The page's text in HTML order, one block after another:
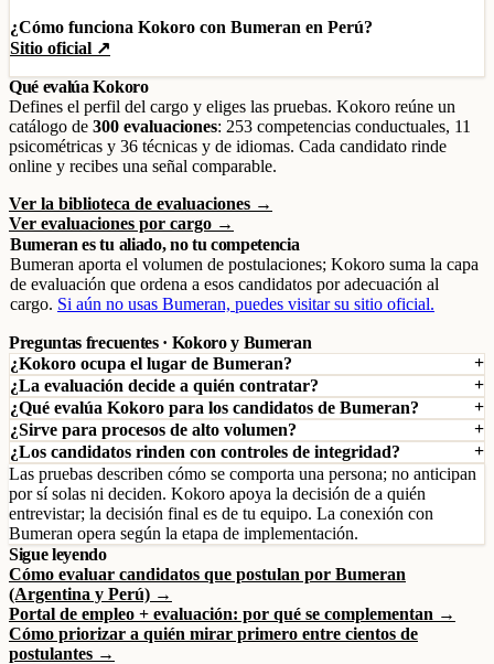
¿Cómo funciona Kokoro con Bumeran en Perú?
Sitio oficial ↗
Qué evalúa Kokoro
Defines el perfil del cargo y eliges las pruebas. Kokoro reúne un
catálogo de 300 evaluaciones: 253 competencias conductuales, 11
psicométricas y 36 técnicas y de idiomas. Cada candidato rinde
online y recibes una señal comparable.
Ver la biblioteca de evaluaciones →
Ver evaluaciones por cargo →
Bumeran es tu aliado, no tu competencia
Bumeran aporta el volumen de postulaciones; Kokoro suma la capa
de evaluación que ordena a esos candidatos por adecuación al
cargo. Si aún no usas Bumeran, puedes visitar su sitio oficial.
Preguntas frecuentes · Kokoro y Bumeran
¿Kokoro ocupa el lugar de Bumeran?
¿La evaluación decide a quién contratar?
¿Qué evalúa Kokoro para los candidatos de Bumeran?
¿Sirve para procesos de alto volumen?
¿Los candidatos rinden con controles de integridad?
Las pruebas describen cómo se comporta una persona; no anticipan
por sí solas ni deciden. Kokoro apoya la decisión de a quién
entrevistar; la decisión final es de tu equipo. La conexión con
Bumeran opera según la etapa de implementación.
Sigue leyendo
Cómo evaluar candidatos que postulan por Bumeran
(Argentina y Perú) →
Portal de empleo + evaluación: por qué se complementan →
Cómo priorizar a quién mirar primero entre cientos de
postulantes →